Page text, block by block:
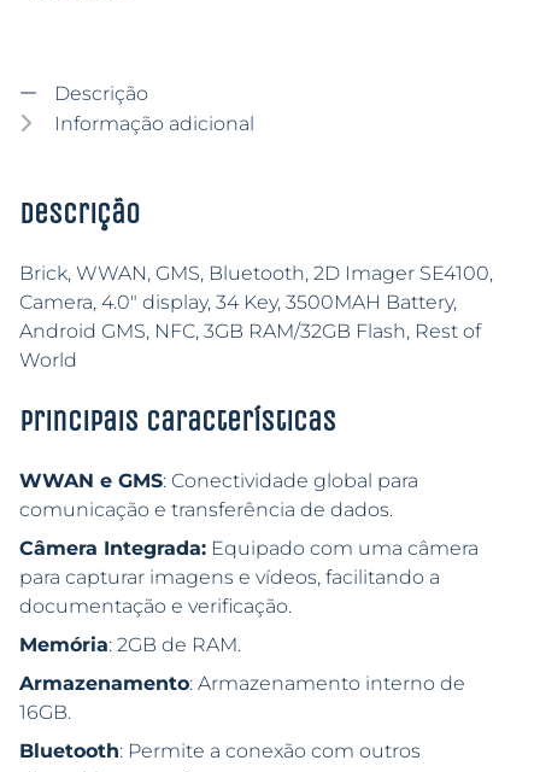
Descrição
Informação adicional
Descrição
Brick, WWAN, GMS, Bluetooth, 2D Imager SE4100,
Camera, 4.0″ display, 34 Key, 3500MAH Battery,
Android GMS, NFC, 3GB RAM/32GB Flash, Rest of
World
Principais características
WWAN e GMS: Conectividade global para
comunicação e transferência de dados.
Câmera Integrada: Equipado com uma câmera
para capturar imagens e vídeos, facilitando a
documentação e verificação.
Memória: 2GB de RAM.
Armazenamento: Armazenamento interno de
16GB.
Bluetooth: Permite a conexão com outros